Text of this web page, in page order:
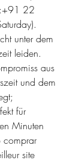
22
unter dem
leiden.
aus
und dem
für
Minuten
comprar
site